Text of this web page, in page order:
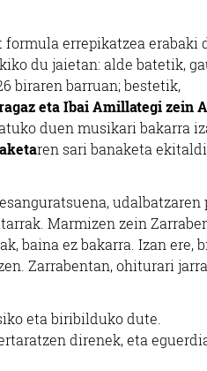
errepikatzea erabaki
du jaietan: alde batetik,
biraren barruan; bestetik,
eta Ibai Amillategi zein
duen musikari bakarra
ren sari banaketa
udalbatzaren
Marmizen zein
baina ez bakarra. Izan ere,
Zarrabentan, ohiturari
eta biribilduko dute.
direnek, eta